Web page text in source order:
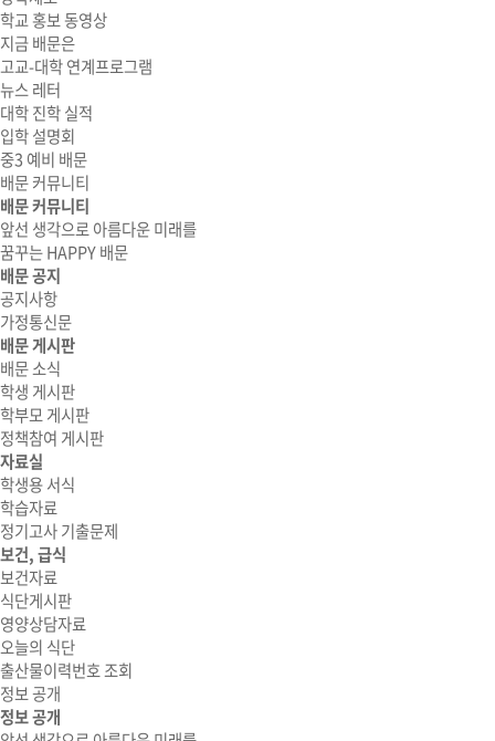
학교 홍보 동영상
지금 배문은
고교-대학 연계프로그램
뉴스 레터
대학 진학 실적
입학 설명회
중3 예비 배문
배문 커뮤니티
배문 커뮤니티
앞선 생각으로 아름다운 미래를
꿈꾸는 HAPPY 배문
배문 공지
공지사항
가정통신문
배문 게시판
배문 소식
학생 게시판
학부모 게시판
정책참여 게시판
자료실
학생용 서식
학습자료
정기고사 기출문제
보건, 급식
보건자료
식단게시판
영양상담자료
오늘의 식단
출산물이력번호 조회
정보 공개
정보 공개